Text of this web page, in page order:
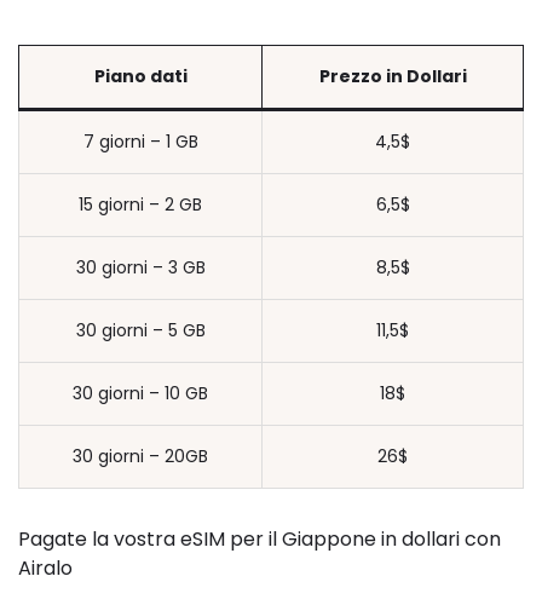
Piano dati Prezzo in Dollari
7 giorni – 1 GB 4,5$
15 giorni – 2 GB 6,5$
30 giorni – 3 GB 8,5$
30 giorni – 5 GB 11,5$
30 giorni – 10 GB 18$
30 giorni – 20GB 26$
Pagate la vostra eSIM per il Giappone in dollari con
Airalo